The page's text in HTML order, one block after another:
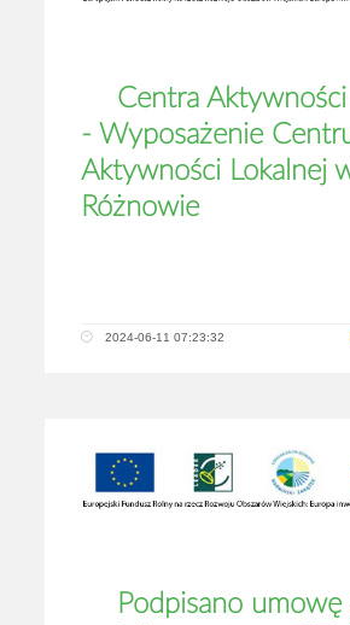
Centra
- Wyposażenie
Aktywności Lokalnej
Różnowie
2024-06-11 07:23:32
Podpisano umowę